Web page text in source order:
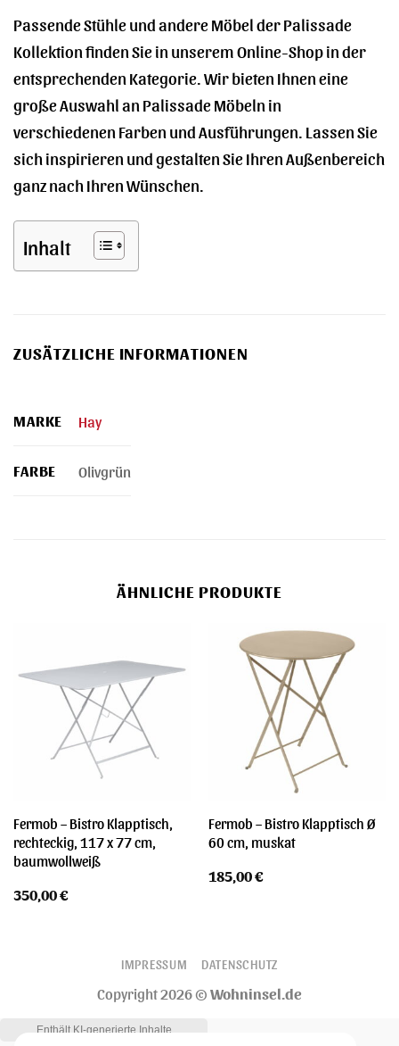
Passende Stühle und andere Möbel der Palissade
Kollektion finden Sie in unserem Online-Shop in der
entsprechenden Kategorie. Wir bieten Ihnen eine
große Auswahl an Palissade Möbeln in
verschiedenen Farben und Ausführungen. Lassen Sie
sich inspirieren und gestalten Sie Ihren Außenbereich
ganz nach Ihren Wünschen.
Inhalt
ZUSÄTZLICHE INFORMATIONEN
MARKE Hay
FARBE Olivgrün
ÄHNLICHE PRODUKTE
Fermob – Bistro Klapptisch,
rechteckig, 117 x 77 cm,
baumwollweiß
350,00€
Fermob – Bistro Klapptisch Ø
60 cm, muskat
185,00€
IMPRESSUM DATENSCHUTZ
Copyright 2026 ©Wohninsel.de